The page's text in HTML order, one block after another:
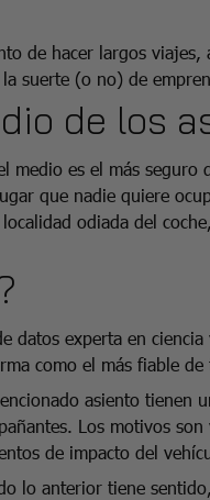
de hacer largos
suerte (o no) de
de los
medio es el más
que nadie quiere
odiada del
datos experta en
como el más fiable de
asiento tienen
Los motivos
de impacto del
lo anterior tiene